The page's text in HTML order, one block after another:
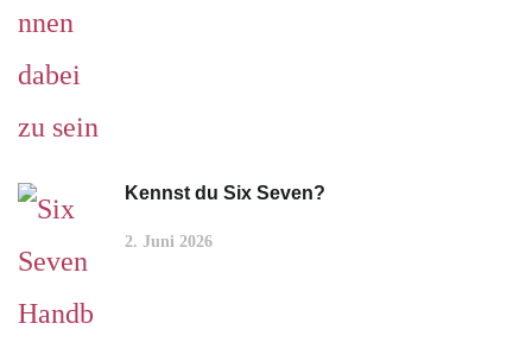
Kennst du Six Seven?
2. Juni 2026